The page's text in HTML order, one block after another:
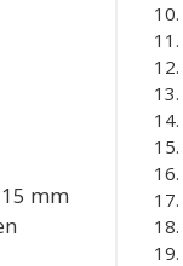
mm